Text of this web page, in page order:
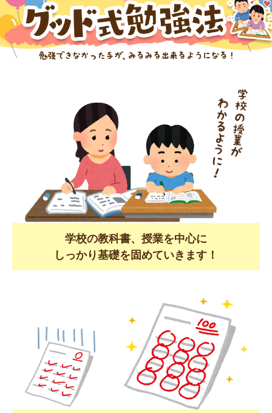
学校の教科書、授業を中心に
しっかり基礎を固めていきます！